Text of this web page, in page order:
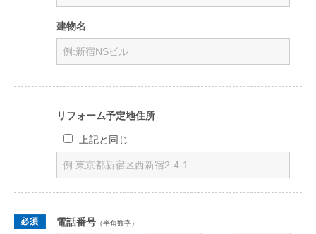
建物名
リフォーム予定地住所
上記と同じ
電話番号 （半角数字）